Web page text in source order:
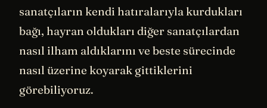
sanatçıların kendi hatıralarıyla kurdukları
bağı, hayran oldukları diğer sanatçılardan
nasıl ilham aldıklarını ve beste sürecinde
nasıl üzerine koyarak gittiklerini
görebiliyoruz.